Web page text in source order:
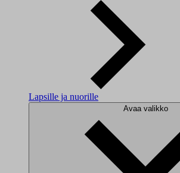
Lapsille ja nuorille
Avaa valikko